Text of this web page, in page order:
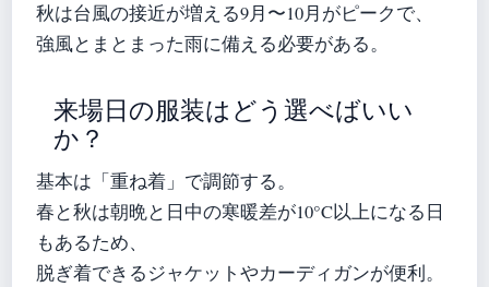
秋は台風の接近が増える9月〜10月がピークで、
強風とまとまった雨に備える必要がある。
来場日の服装はどう選べばいい
か？
基本は「重ね着」で調節する。
春と秋は朝晩と日中の寒暖差が10°C以上になる日
もあるため、
脱ぎ着できるジャケットやカーディガンが便利。